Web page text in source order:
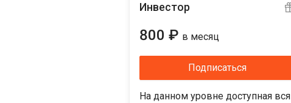
Инвестор
800 ₽ в месяц
Подписаться
На данном уровне доступная вся